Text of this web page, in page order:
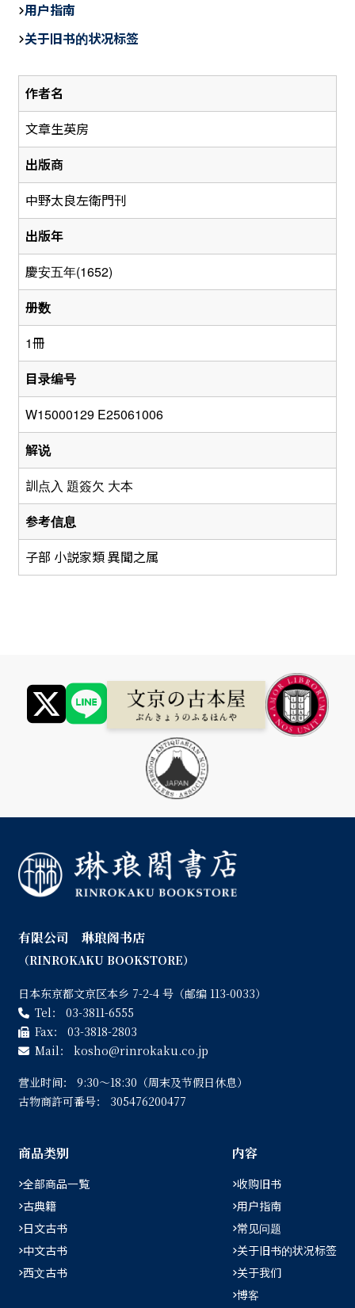
作者名
文章生英房
出版商
中野太良左衛門刊
出版年
慶安五年(1652)
册数
1冊
目录编号
W15000129 E25061006
解说
訓点入 題簽欠 大本
参考信息
子部 小説家類 異聞之属
e
b
o
o
用户指南
关于旧书的状况标签
有限公司 琳琅阁书店
（RINROKAKU BOOKSTORE）
日本东京都文京区本乡 7-2-4 号（邮编 113-0033）
Tel：
03-3811-6555
Fax：
03-3818-2803
Mail：
kosho
rinrokaku.co.jp
营业时间：
9:30〜18:30（周末及节假日休息）
古物商許可番号：
305476200477
商品类别
全部商品一覧
古典籍
日文古书
中文古书
西文古书
内容
收购旧书
用户指南
常见问题
关于旧书的状况标签
关于我们
博客